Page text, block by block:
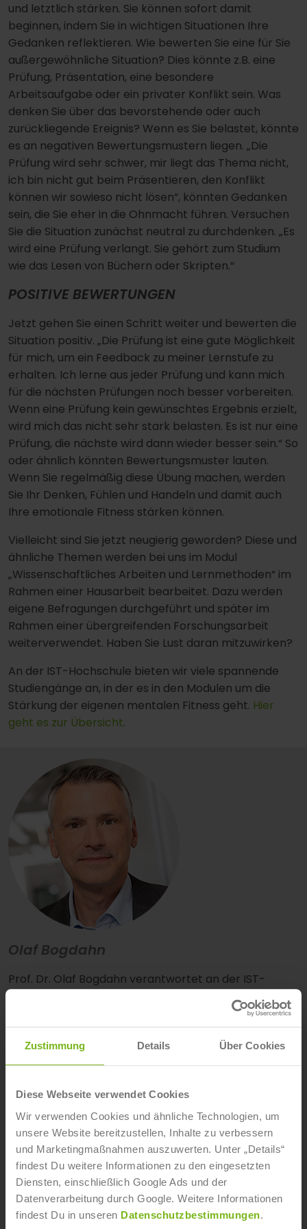
Zustimmung Details Über Cookies
Diese Webseite verwendet Cookies
Wir verwenden Cookies und ähnliche Technologien, um
unsere Website bereitzustellen, Inhalte zu verbessern
und Marketingmaßnahmen auszuwerten. Unter „Details“
findest Du weitere Informationen zu den eingesetzten
Diensten, einschließlich Google Ads und der
Datenverarbeitung durch Google. Weitere Informationen
findest Du in unseren Datenschutzbestimmungen.
und letztlich stärken. Sie können sofort damit
beginnen, indem Sie in wichtigen Situationen Ihre
Gedanken reflektieren. Wie bewerten Sie eine für Sie
außergewöhnliche Situation? Dies könnte z.B. eine
Prüfung, Präsentation, eine besondere
Arbeitsaufgabe oder ein privater Konflikt sein. Was
denken Sie über das bevorstehende oder auch
zurückliegende Ereignis? Wenn es Sie belastet, könnte
es an negativen Bewertungsmustern liegen. „Die
Prüfung wird sehr schwer, mir liegt das Thema nicht,
ich bin nicht gut beim Präsentieren, den Konflikt
können wir sowieso nicht lösen“, könnten Gedanken
sein, die Sie eher in die Ohnmacht führen. Versuchen
Sie die Situation zunächst neutral zu durchdenken. „Es
wird eine Prüfung verlangt. Sie gehört zum Studium
wie das Lesen von Büchern oder Skripten.“
POSITIVE BEWERTUNGEN
Jetzt gehen Sie einen Schritt weiter und bewerten die
Situation positiv. „Die Prüfung ist eine gute Möglichkeit
für mich, um ein Feedback zu meiner Lernstufe zu
erhalten. Ich lerne aus jeder Prüfung und kann mich
für die nächsten Prüfungen noch besser vorbereiten.
Wenn eine Prüfung kein gewünschtes Ergebnis erzielt,
wird mich das nicht sehr stark belasten. Es ist nur eine
Prüfung, die nächste wird dann wieder besser sein.“ So
oder ähnlich könnten Bewertungsmuster lauten.
Wenn Sie regelmäßig diese Übung machen, werden
Sie Ihr Denken, Fühlen und Handeln und damit auch
Ihre emotionale Fitness stärken können.
Vielleicht sind Sie jetzt neugierig geworden? Diese und
ähnliche Themen werden bei uns im Modul
„Wissenschaftliches Arbeiten und Lernmethoden“ im
Rahmen einer Hausarbeit bearbeitet. Dazu werden
eigene Befragungen durchgeführt und später im
Rahmen einer übergreifenden Forschungsarbeit
weiterverwendet. Haben Sie Lust daran mitzuwirken?
An der IST-Hochschule bieten wir viele spannende
Studiengänge an, in der es in den Modulen um die
Stärkung der eigenen mentalen Fitness geht. Hier
geht es zur Übersicht.
Olaf Bogdahn
Prof. Dr. Olaf Bogdahn verantwortet an der IST-
Hochschule für Management seit dem 1. Juni 2013 die
Unternehmensführung und Personal, Marketing,
besondere Managementperspektiven und
Kommunikation sowie Leadership Skills. Zusätzlich
insbesondere zur Personal- und
Organisationsentwicklung. Er begleitet großflächige
Veränderungs- und Strategieprozesse, trainiert
Führungskräfte und führt
Teamentwicklungsmaßnahmen durch. Mittlerweile
verfügt er über mehr als 17 Jahre Praxiserfahrung in
verschiedenen Unternehmen und Positionen sowie
aus freiberuflicher Beratungstätigkeit. Zu seinen